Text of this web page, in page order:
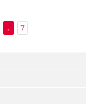
... 7